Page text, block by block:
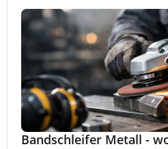
Bandschleifer Metall -